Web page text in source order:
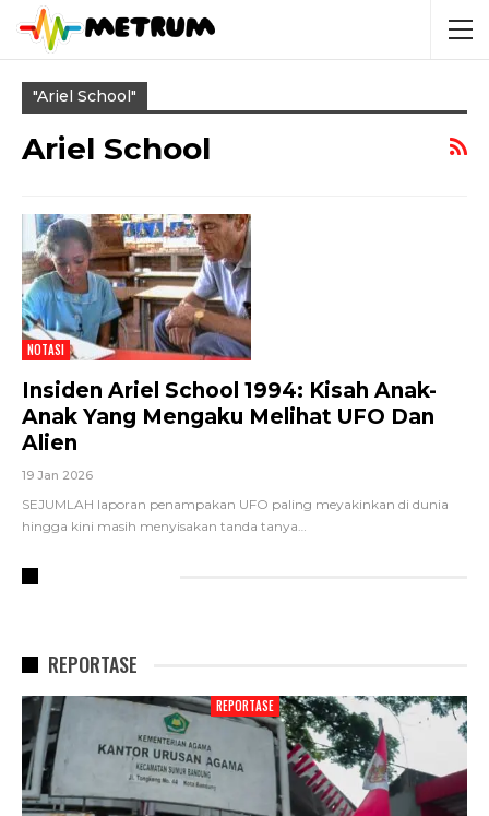
"ariel School"
Ariel School
NOTASI
Insiden Ariel School 1994: Kisah Anak-
Anak Yang Mengaku Melihat UFO Dan
Alien
19 Jan 2026
SEJUMLAH laporan penampakan UFO paling meyakinkan di dunia
hingga kini masih menyisakan tanda tanya…
REPORTASE
REPORTASE